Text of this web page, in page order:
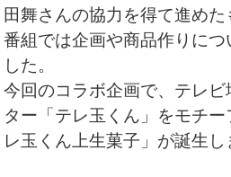
田舞さんの協力を得て進めた
番組では企画や商品作りにつ
した。
今回のコラボ企画で、テレ
ター「テレ玉くん」をモチ
レ玉くん上生菓子」が誕生し